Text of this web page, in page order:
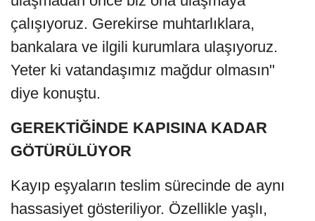
çalışıyoruz. Gerekirse muhtarlıklara,
bankalara ve ilgili kurumlara ulaşıyoruz.
Yeter ki vatandaşımız mağdur olmasın"
diye konuştu.
GEREKTİĞİNDE KAPISINA KADAR
GÖTÜRÜLÜYOR
Kayıp eşyaların teslim sürecinde de aynı
hassasiyet gösteriliyor. Özellikle yaşlı,